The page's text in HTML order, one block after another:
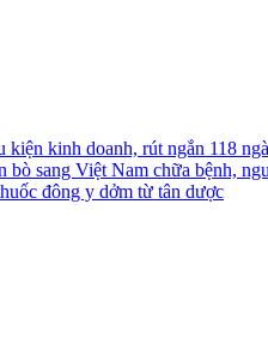
kiện kinh doanh, rút ngắn 118
bò sang Việt Nam chữa bệnh,
đông y dởm từ tân dược